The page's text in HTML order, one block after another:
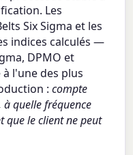
Les
Six Sigma et les
indices calculés —
DPMO et
l'une des plus
:compte
quelle fréquence
que le client ne peut